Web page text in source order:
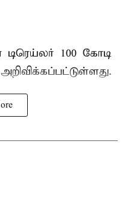
டிரெய்லர் 100 கோடி